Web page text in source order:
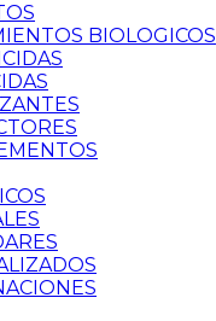
BIOLOGICOS